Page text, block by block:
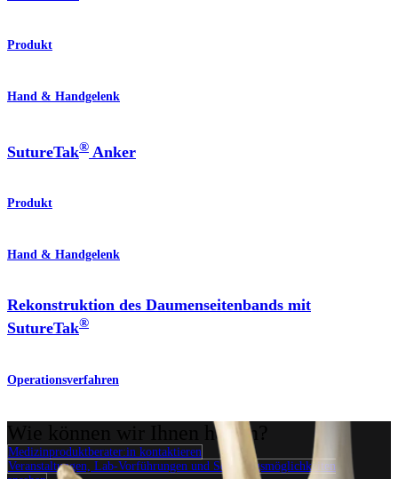
Produkt
Hand & Handgelenk
SutureTak® Anker
Produkt
Hand & Handgelenk
Rekonstruktion des Daumenseitenbands mit
SutureTak®
Operationsverfahren
Wie können wir Ihnen helfen?
Medizinproduktberater:in kontaktieren
Veranstaltungen, Lab-Vorführungen und Schulungsmöglichkeiten